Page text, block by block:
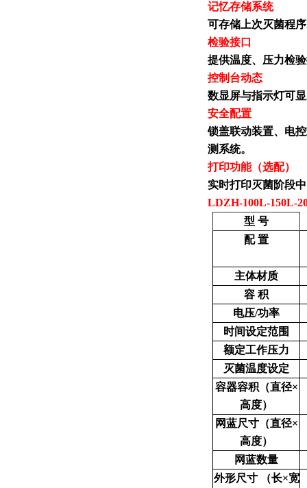
记忆存储系统
可存储上次灭菌程
检验接口
提供温度、压力检
控制台动态
数显屏与指示灯可
安全配置
锁盖联动装置、电
测系统。
打印功能（选配）
实时打印灭菌阶段
LDZH-100L-150L-
型 号
配 置
主体材质
容 积
电压/功率
时间设定范围
额定工作压力
灭菌温度设定
容器容积（直径×
高度）
网蓝尺寸（直径×
高度）
网蓝数量
外形尺寸 （长×宽